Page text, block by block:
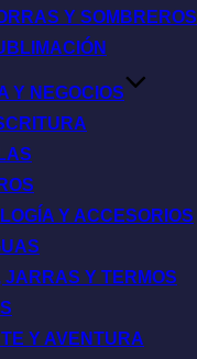
Y SOMBREROS
Y NEGOCIOS
Y ACCESORIOS
JARRAS Y TERMOS
Y AVENTURA